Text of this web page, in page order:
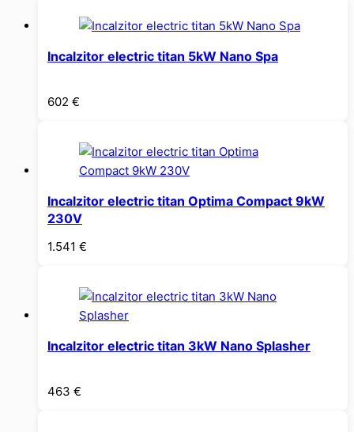
Incalzitor electric titan 5kW Nano Spa
602 €
Incalzitor electric titan Optima Compact 9kW
230V
1.541 €
Incalzitor electric titan 3kW Nano Splasher
463 €